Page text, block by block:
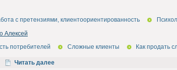
с претензиями, клиентоориентированность
Алексей
потребителей Сложные клиенты Как продать
Читать далее